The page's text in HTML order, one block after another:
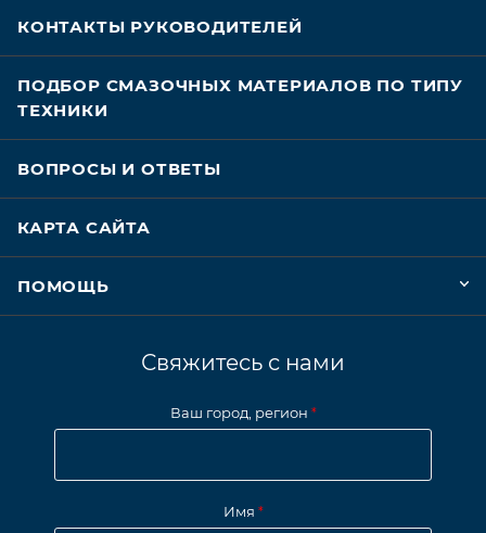
КОНТАКТЫ РУКОВОДИТЕЛЕЙ
ПОДБОР СМАЗОЧНЫХ МАТЕРИАЛОВ ПО ТИПУ
ТЕХНИКИ
ВОПРОСЫ И ОТВЕТЫ
КАРТА САЙТА
ПОМОЩЬ
Свяжитесь с нами
Ваш город, регион *
Имя *